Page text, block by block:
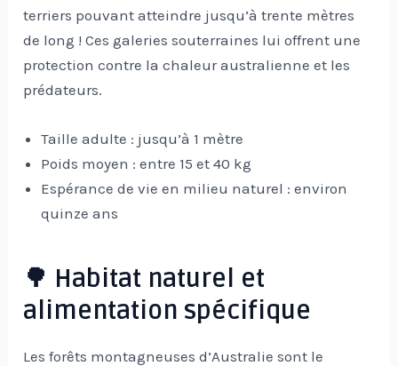
terriers pouvant atteindre jusqu’à trente mètres
de long ! Ces galeries souterraines lui offrent une
protection contre la chaleur australienne et les
prédateurs.
Taille adulte : jusqu’à 1 mètre
Poids moyen : entre 15 et 40 kg
Espérance de vie en milieu naturel : environ
quinze ans
🌳 Habitat naturel et
alimentation spécifique
Les forêts montagneuses d’Australie sont le